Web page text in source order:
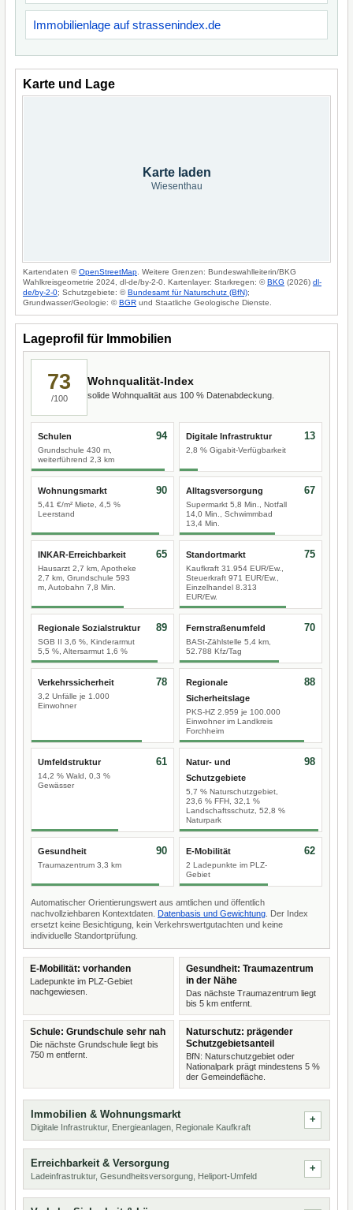
Immobilienlage auf strassenindex.de
Karte und Lage
Karte laden
Wiesenthau
Kartendaten ©OpenStreetMap . Weitere Grenzen: Bundeswahlleiterin/BKG
Wahlkreisgeometrie 2024, dl-de/by-2-0. Kartenlayer: Starkregen: ©BKG (2026) dl-
de/by-2-0; Schutzgebiete: ©Bundesamt für Naturschutz (BfN);
Grundwasser/Geologie: ©BGR und Staatliche Geologische Dienste.
Lageprofil für Immobilien
73
/100
Wohnqualität-Index
solide Wohnqualität aus 100 % Datenabdeckung.
Schulen
Grundschule 430 m,
weiterführend 2,3 km
94 Digitale Infrastruktur
2,8 % Gigabit-Verfügbarkeit
13
Wohnungsmarkt
5,41 €/m² Miete, 4,5 %
Leerstand
90 Alltagsversorgung
Supermarkt 5,8 Min., Notfall
14,0 Min., Schwimmbad
13,4 Min.
67
INKAR-Erreichbarkeit
Hausarzt 2,7 km, Apotheke
2,7 km, Grundschule 593
m, Autobahn 7,8 Min.
65 Standortmarkt
Kaufkraft 31.954 EUR/Ew.,
Steuerkraft 971 EUR/Ew.,
Einzelhandel 8.313
EUR/Ew.
75
Regionale Sozialstruktur
SGB II 3,6 %, Kinderarmut
5,5 %, Altersarmut 1,6 %
89 Fernstraßenumfeld
BASt-Zählstelle 5,4 km,
52.788 Kfz/Tag
70
Verkehrssicherheit
3,2 Unfälle je 1.000
Einwohner
78
Regionale
Sicherheitslage
PKS-HZ 2.959 je 100.000
Einwohner im Landkreis
Forchheim
88
Umfeldstruktur
14,2 % Wald, 0,3 %
Gewässer
61
Natur- und
Schutzgebiete
5,7 % Naturschutzgebiet,
23,6 % FFH, 32,1 %
Landschaftsschutz, 52,8 %
Naturpark
98
Gesundheit
Traumazentrum 3,3 km
90 E-Mobilität
2 Ladepunkte im PLZ-
Gebiet
62
Automatischer Orientierungswert aus amtlichen und öffentlich
nachvollziehbaren Kontextdaten. Datenbasis und Gewichtung . Der Index
ersetzt keine Besichtigung, kein Verkehrswertgutachten und keine
individuelle Standortprüfung.
E-Mobilität: vorhanden
Ladepunkte im PLZ-Gebiet
nachgewiesen.
Gesundheit: Traumazentrum
in der Nähe
Das nächste Traumazentrum liegt
bis 5 km entfernt.
Schule: Grundschule sehr nah
Die nächste Grundschule liegt bis
750 m entfernt.
Naturschutz: prägender
Schutzgebietsanteil
BfN: Naturschutzgebiet oder
Nationalpark prägt mindestens 5 %
der Gemeindefläche.
Immobilien & Wohnungsmarkt
Digitale Infrastruktur, Energieanlagen, Regionale Kaufkraft
Erreichbarkeit & Versorgung
Ladeinfrastruktur, Gesundheitsversorgung, Heliport-Umfeld